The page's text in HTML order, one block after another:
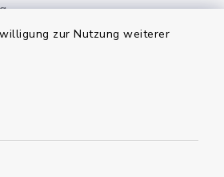
zur Nutzung weiterer